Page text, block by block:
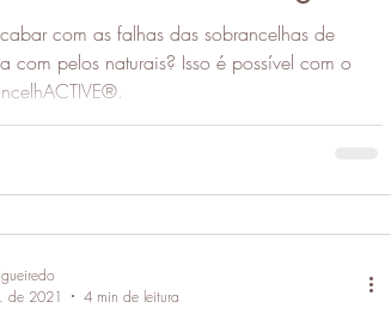
com as falhas das sobrancelhas de
naturais? Isso é possível com o
de 2021
4 min de leitura